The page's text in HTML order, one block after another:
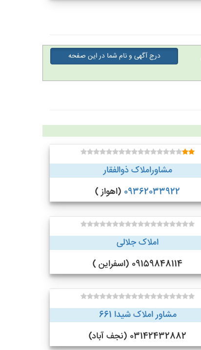
درج آگهی و نام شما در این صفحه
مشاوراملاک ذوالفقار
09362033922 (اهواز )
املاک جلالی
09159848114 (اسفراین )
مشاور املاک شیدا 661
03142432882 (نجف‌ آباد)